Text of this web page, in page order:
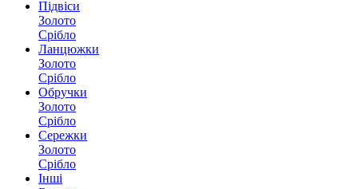
Підвіси
Золото
Срібло
Ланцюжки
Золото
Срібло
Обручки
Золото
Срібло
Сережки
Золото
Срібло
Інші